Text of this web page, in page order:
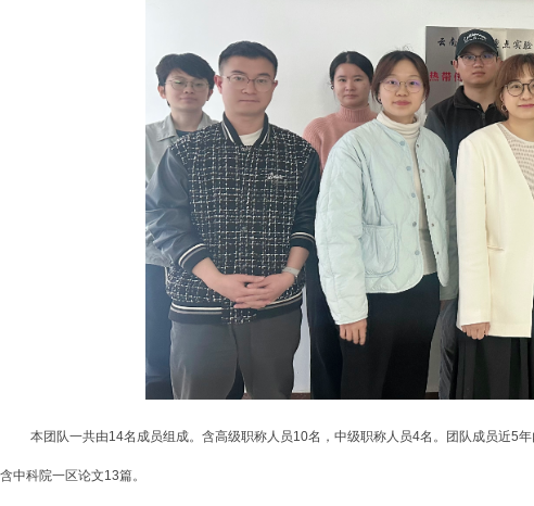
本团队一共由14名成员组成。含高级职称人员10名，中级职称人员4名。团队成员近5
含中科院一区论文13篇。